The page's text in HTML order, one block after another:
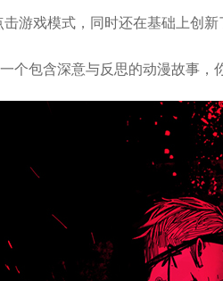
游戏模式，同时还在基础上创
个包含深意与反思的动漫故事，